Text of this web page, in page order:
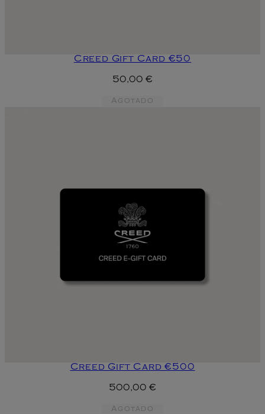
Creed Gift Card €50
50,00 €
Agotado
Creed Gift Card €500
500,00 €
Agotado